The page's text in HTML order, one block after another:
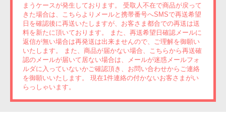
まうケースが発生しております。 受取人不在で商品が戻って
きた場合は、こちらよりメールと携帯番号へSMSで再送希望
日を確認後に再送いたしますが、お客さま都合での再送は送
料を新たに頂いております。 また、再送希望日確認メールに
返信が無い場合は再発送は出来ませんので、ご理解を御願い
いたします。 また、商品が届かない場合、こちらから再送確
認のメールが届いて居ない場合は、メールが迷惑メールフォ
ルダに入っていないかご確認頂き、お問い合わせからご連絡
を御願いいたします。 現在1件連絡の付かないお客さまがい
らっしゃいます。